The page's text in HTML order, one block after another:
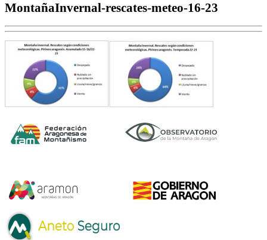
MontañaInvernal-rescates-meteo-16-23